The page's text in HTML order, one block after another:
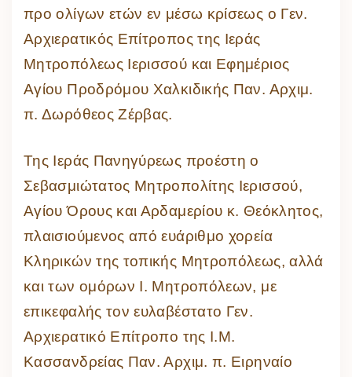
προ ολίγων ετών εν μέσω κρίσεως ο Γεν.
Αρχιερατικός Επίτροπος της Ιεράς
Μητροπόλεως Ιερισσού και Εφημέριος
Αγίου Προδρόμου Χαλκιδικής Παν. Αρχιμ.
π. Δωρόθεος Ζέρβας.
Της Ιεράς Πανηγύρεως προέστη ο
Σεβασμιώτατος Μητροπολίτης Ιερισσού,
Αγίου Όρους και Αρδαμερίου κ. Θεόκλητος,
πλαισιούμενος από ευάριθμο χορεία
Κληρικών της τοπικής Μητροπόλεως, αλλά
και των ομόρων Ι. Μητροπόλεων, με
επικεφαλής τον ευλαβέστατο Γεν.
Αρχιερατικό Επίτροπο της Ι.Μ.
Κασσανδρείας Παν. Αρχιμ. π. Ειρηναίο